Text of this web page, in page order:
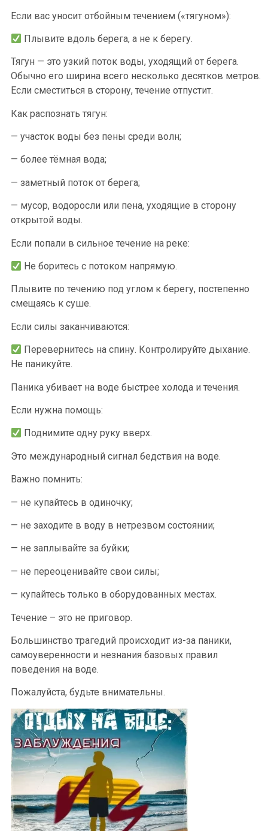
Если вас уносит отбойным течением («тягуном»):
Плывите вдоль берега, а не к берегу.
Тягун — это узкий поток воды, уходящий от берега.
Обычно его ширина всего несколько десятков метров.
Если сместиться в сторону, течение отпустит.
Как распознать тягун:
— участок воды без пены среди волн;
— более тёмная вода;
— заметный поток от берега;
— мусор, водоросли или пена, уходящие в сторону
открытой воды.
Если попали в сильное течение на реке:
Не боритесь с потоком напрямую.
Плывите по течению под углом к берегу, постепенно
смещаясь к суше.
Если силы заканчиваются:
Перевернитесь на спину. Контролируйте дыхание.
Не паникуйте.
Паника убивает на воде быстрее холода и течения.
Если нужна помощь:
Поднимите одну руку вверх.
Это международный сигнал бедствия на воде.
Важно помнить:
— не купайтесь в одиночку;
— не заходите в воду в нетрезвом состоянии;
— не заплывайте за буйки;
— не переоценивайте свои силы;
— купайтесь только в оборудованных местах.
Течение – это не приговор.
Большинство трагедий происходит из-за паники,
самоуверенности и незнания базовых правил
поведения на воде.
Пожалуйста, будьте внимательны.